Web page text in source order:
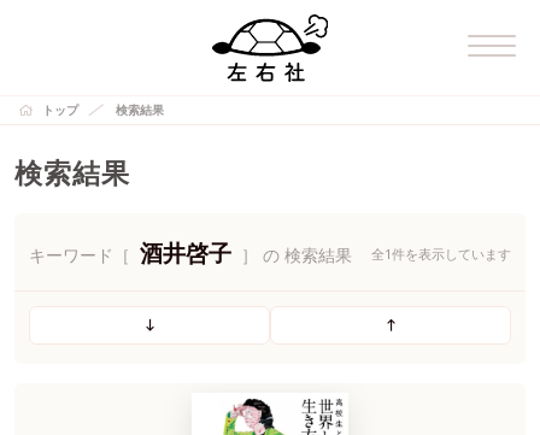
トップ 検索結果
検索結果
キーワード［ 酒井啓子 ］ の 検索結果 全1件を表示しています